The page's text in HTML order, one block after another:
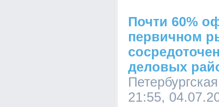
Почти 60%
первичном
деловых
21:55,